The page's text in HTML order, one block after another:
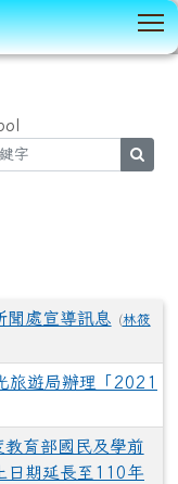
聞處宣導訊息 (林筱
旅遊局辦理「2021
教育部國民及學前
日期延長至110年